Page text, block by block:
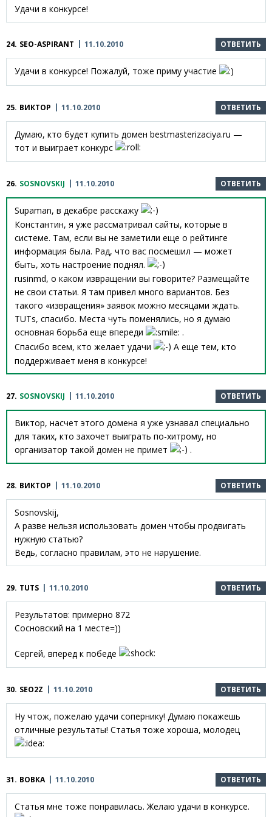
Удачи в конкурсе!
24. SEO-ASPIRANT 11.10.2010 ОТВЕТИТЬ
Удачи в конкурсе! Пожалуй, тоже приму участие
25. ВИКТОР 11.10.2010 ОТВЕТИТЬ
Думаю, кто будет купить домен bestmasterizaciya.ru —
тот и выиграет конкурс
26. SOSNOVSKIJ 11.10.2010 ОТВЕТИТЬ
Supaman, в декабре расскажу
Константин, я уже рассматривал сайты, которые в
системе. Там, если вы не заметили еще о рейтинге
информация была. Рад, что вас посмешил — может
быть, хоть настроение поднял.
rusinmd, о каком извращении вы говорите? Размещайте
не свои статьи. Я там привел много вариантов. Без
такого «извращения» заявок можно месяцами ждать.
TUTs, спасибо. Места чуть поменялись, но я думаю
основная борьба еще впереди
.
Спасибо всем, кто желает удачи
А еще тем, кто
поддерживает меня в конкурсе!
27. SOSNOVSKIJ 11.10.2010 ОТВЕТИТЬ
Виктор, насчет этого домена я уже узнавал специально
для таких, кто захочет выиграть по-хитрому, но
организатор такой домен не примет
.
28. ВИКТОР 11.10.2010 ОТВЕТИТЬ
Sosnovskij,
А разве нельзя использовать домен чтобы продвигать
нужную статью?
Ведь, согласно правилам, это не нарушение.
29. TUTS 11.10.2010 ОТВЕТИТЬ
Результатов: примерно 872
Сосновский на 1 месте=))
Сергей, вперед к победе
30. SEO2Z 11.10.2010 ОТВЕТИТЬ
Ну чтож, пожелаю удачи сопернику! Думаю покажешь
отличные результаты! Статья тоже хороша, молодец
31. ВОВКА 11.10.2010 ОТВЕТИТЬ
Статья мне тоже понравилась. Желаю удачи в конкурсе.